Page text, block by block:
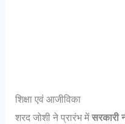
शिक्षा एवं आजीविका
शरद जोशी ने प्रारंभ मेंसरकारी